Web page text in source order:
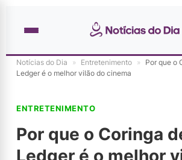
Notícias do Dia » Entretenimento » Por que o
Ledger é o melhor vilão do cinema
ENTRETENIMENTO
Por que o Coringa
Ledger é o melhor